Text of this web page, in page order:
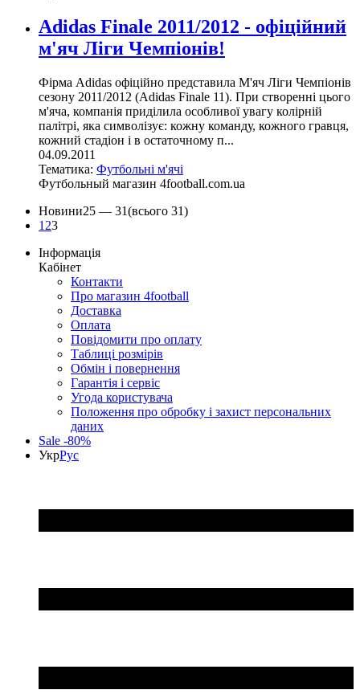
Adidas Finale 2011/2012 - офіційний
м'яч Ліги Чемпіонів!
Фірма Adidas офіційно представила М'яч Ліги Чемпіонів
сезону 2011/2012 (Adidas Finale 11). При створенні цього
м'яча, компанія приділила особливої увагу колірній
палітрі, яка символізує: кожну команду, кожного гравця,
кожний стадіон і в остаточному п...
04.09.2011
Тематика: Футбольні м'ячі
Футбольный магазин 4football.com.ua
Новини25 — 31(всього 31)
1 23
Інформація
Кабінет
Контакти
Про магазин 4football
Доставка
Оплата
Повідомити про оплату
Таблиці розмірів
Обмін і повернення
Гарантія і сервіс
Угода користувача
Положення про обробку і захист персональних
даних
Sale -80%
УкрРус